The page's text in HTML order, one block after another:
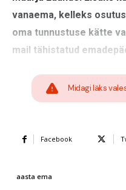
vanaema, kelleks
oma tunnustuse kätte
mail tähistatud
Midagi läks
Facebook
aasta ema